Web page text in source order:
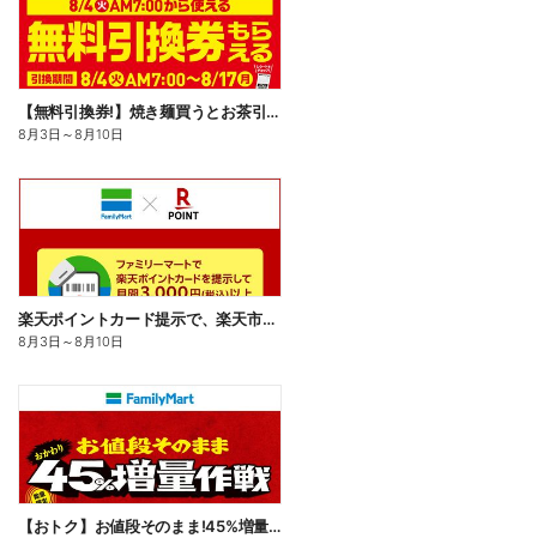
【無料引換券!】焼き麺買うとお茶引換券貰える!
8月3日 ～8月10日
楽天ポイントカード提示で、楽天市場でのお買い物がおトクに!
8月3日 ～8月10日
【おトク】お値段そのまま!45%増量作戦!